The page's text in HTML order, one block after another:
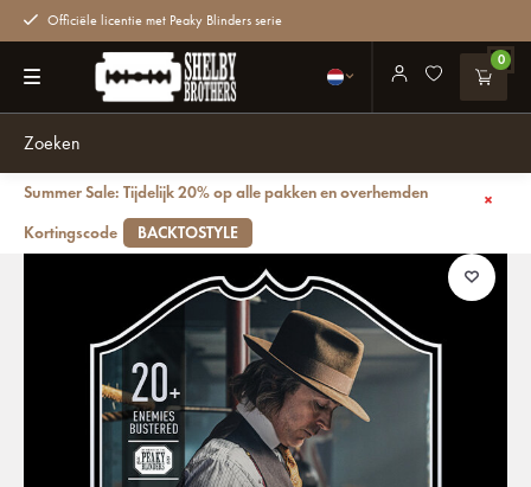
Officiële licentie met Peaky Blinders serie
0
Summer Sale: Tijdelijk 20% op alle pakken en overhemden
Kortingscode
BACKTOSTYLE
Aberama Gold | Ultimate Card | Plexiglas Bord | Peaky Blinders